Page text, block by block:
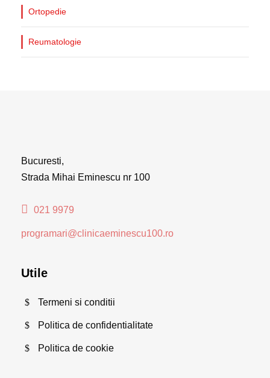
Ortopedie
Reumatologie
Bucuresti,
Strada Mihai Eminescu nr 100
021 9979
programari@clinicaeminescu100.ro
Utile
Termeni si conditii
Politica de confidentialitate
Politica de cookie